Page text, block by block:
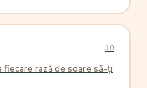
10
rază de soare să-ți